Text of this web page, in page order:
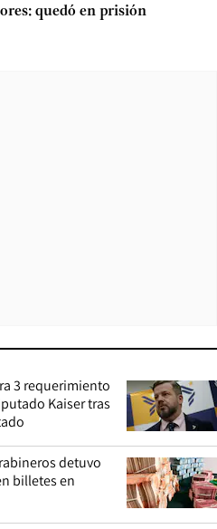
quedó en prisión
3 requerimiento
Kaiser tras
detuvo
billetes en